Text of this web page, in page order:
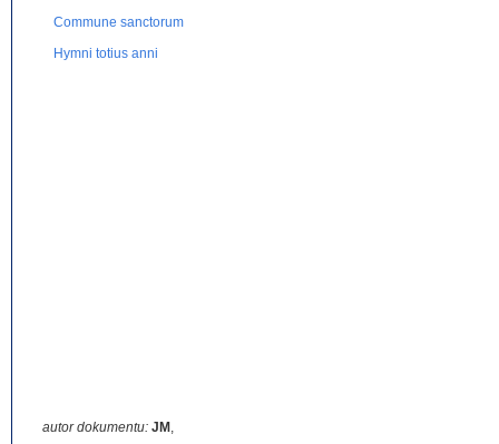
Commune sanctorum
Hymni totius anni
autor dokumentu: JM ,